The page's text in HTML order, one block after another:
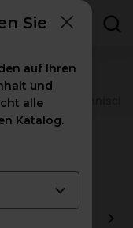
gefunden
Sie
auf Ihren
und
alle
Katalog.